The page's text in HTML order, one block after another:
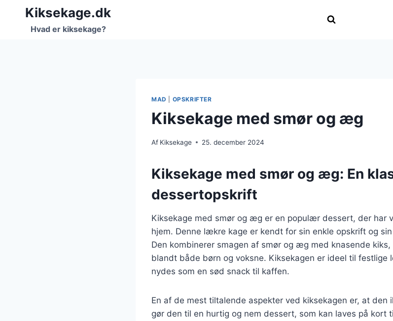
FortsætKiksekage.dk
Hvad er kiksekage?
MAD OPSKRIFTER
Kiksekage med smør og æg
Af Kiksekage 25. december 2024
Kiksekage med smør og æg: En
dessertopskrift
Kiksekage med smør og æg er en populær dessert, der har
hjem. Denne lækre kage er kendt for sin enkle opskrift og
Den kombinerer smagen af smør og æg med knasende
blandt både børn og voksne. Kiksekagen er ideel til festlige
nydes som en sød snack til kaffen.
En af de mest tiltalende aspekter ved kiksekagen er, at
gør den til en hurtig og nem dessert, som kan laves på kort